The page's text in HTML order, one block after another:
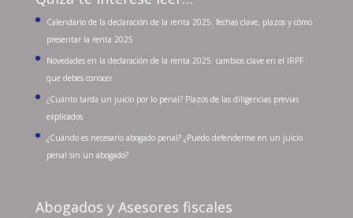
Calendario de la declaración de la renta 2025: fechas clave, plazos y cómo
presentar la renta 2025
Novedades en la declaración de la renta 2025: cambios clave en el IRPF
que debes conocer
¿Cuánto tarda un juicio por lo penal? Plazos de las diligencias previas
explicados
¿Cuándo es necesario abogado penal? ¿Puedo defenderme en un juicio
penal sin un abogado?
Abogados y Asesores fiscales